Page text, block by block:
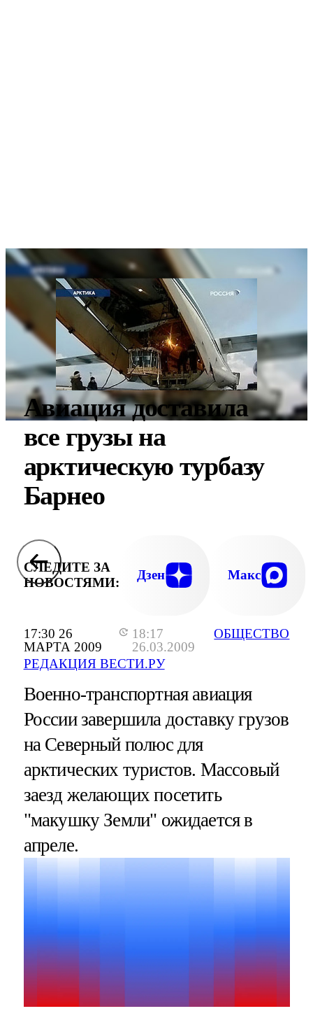
17:30 26
МАРТА 2009
18:17
26.03.2009
РЕДАКЦИЯ ВЕСТИ.РУ
ОБЩЕСТВО
Авиация доставила
все грузы на
арктическую турбазу
Барнео
СЛЕДИТЕ ЗА
НОВОСТЯМИ:
Дзен Макс
Военно-транспортная авиация
России завершила доставку грузов
на Северный полюс для
арктических туристов. Массовый
заезд желающих посетить
"макушку Земли" ожидается в
апреле.